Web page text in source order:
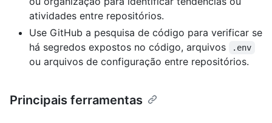
atividades entre repositórios.
Use GitHub a pesquisa de código para verificar se
há segredos expostos no código, arquivos
.env
ou arquivos de configuração entre repositórios.
Principais ferramentas